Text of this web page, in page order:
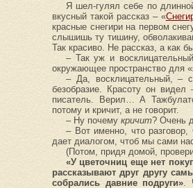
Я шел-гулял себе по
вкусный такой рассказ – «
красные снегири на первом
слышишь ту тишину,
Так красиво. Не рассказ, а как
– Так уж и
окружающее пространство для
– Да, восклицательный, –
безобразие. Красоту он
писатель. Верил… А
потому и кричит, а не говорит.
– Ну почему кричит? Очень
– Вот именно, что
дает диалогом, чтоб мы сами
(Потом, придя домой,
«У цветочниц еще нет
рассказывают друг другу
собрались давние подруги».